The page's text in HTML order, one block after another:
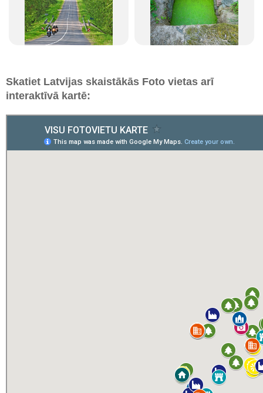
Skatiet Latvijas skaistākās Foto vietas arī
interaktīvā kartē: